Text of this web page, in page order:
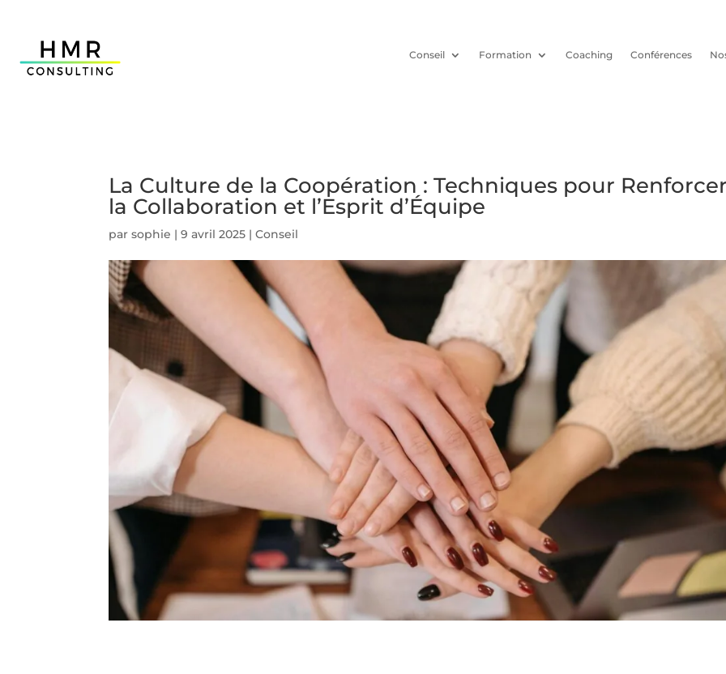
Conseil Formation Coaching Conférences
La Culture de la Coopération : Techniques pour Renforcer
la Collaboration et l’Esprit d’Équipe
parsophie |9 avril 2025 |Conseil